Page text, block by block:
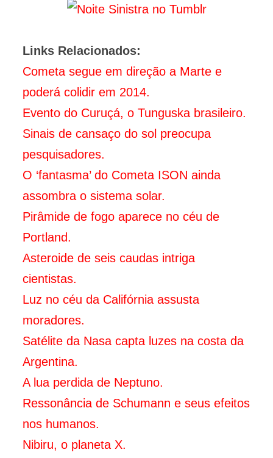
Links Relacionados:
Cometa segue em direção a Marte e
poderá colidir em 2014.
Evento do Curuçá, o Tunguska brasileiro.
Sinais de cansaço do sol preocupa
pesquisadores.
O ‘fantasma’ do Cometa ISON ainda
assombra o sistema solar.
Pirâmide de fogo aparece no céu de
Portland.
Asteroide de seis caudas intriga
cientistas.
Luz no céu da Califórnia assusta
moradores.
Satélite da Nasa capta luzes na costa da
Argentina.
A lua perdida de Neptuno.
Ressonância de Schumann e seus efeitos
nos humanos.
Nibiru, o planeta X.